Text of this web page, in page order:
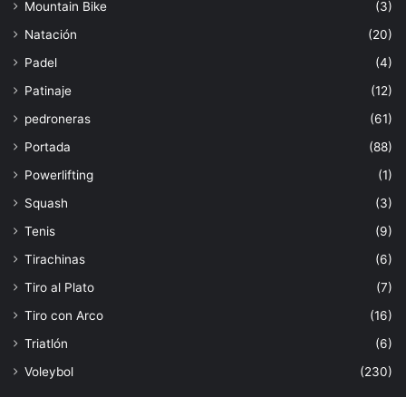
Mountain Bike
(3)
Natación
(20)
Padel
(4)
Patinaje
(12)
pedroneras
(61)
Portada
(88)
Powerlifting
(1)
Squash
(3)
Tenis
(9)
Tirachinas
(6)
Tiro al Plato
(7)
Tiro con Arco
(16)
Triatlón
(6)
Voleybol
(230)